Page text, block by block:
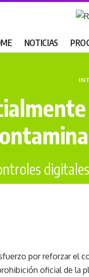
NOTICIAS
por reforzar el
oficial de la